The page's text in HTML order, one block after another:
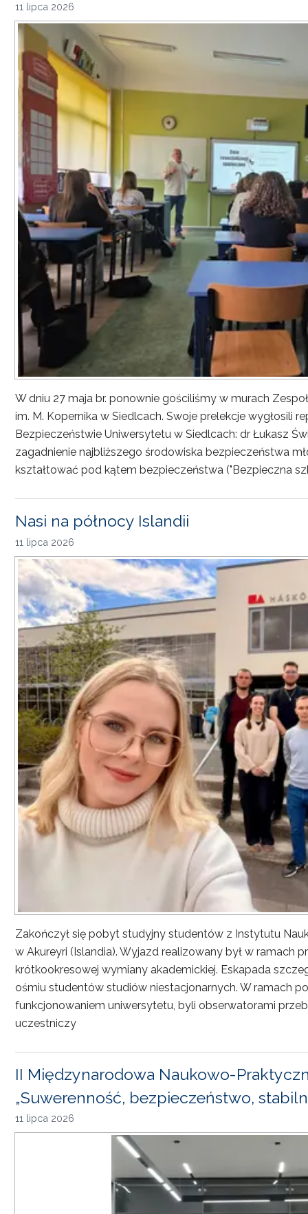
11 lipca 2026
W dniu 27 maja br. ponownie gościliśmy w murach
im. M. Kopernika w Siedlcach. Swoje prelekcje wygłosili
Bezpieczeństwie Uniwersytetu w Siedlcach: dr Łukasz
zagadnienie najbliższego środowiska bezpieczeństwa
kształtować pod kątem bezpieczeństwa ("Bezpieczna
Nasi na północy Islandii
11 lipca 2026
Zakończył się pobyt studyjny studentów z Instytutu
w Akureyri (Islandia). Wyjazd realizowany był w ramach
krótkookresowej wymiany akademickiej. Eskapada
ośmiu studentów studiów niestacjonarnych. W ramach
funkcjonowaniem uniwersytetu, byli obserwatorami
uczestniczy
II Międzynarodowa Naukowo-
„Suwerenność, bezpieczeństwo,
11 lipca 2026